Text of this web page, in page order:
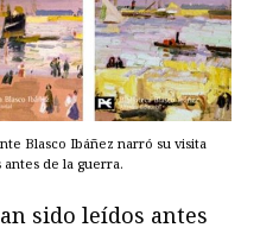
Blasco Ibáñez narró su visita
antes de la guerra.
sido leídos antes